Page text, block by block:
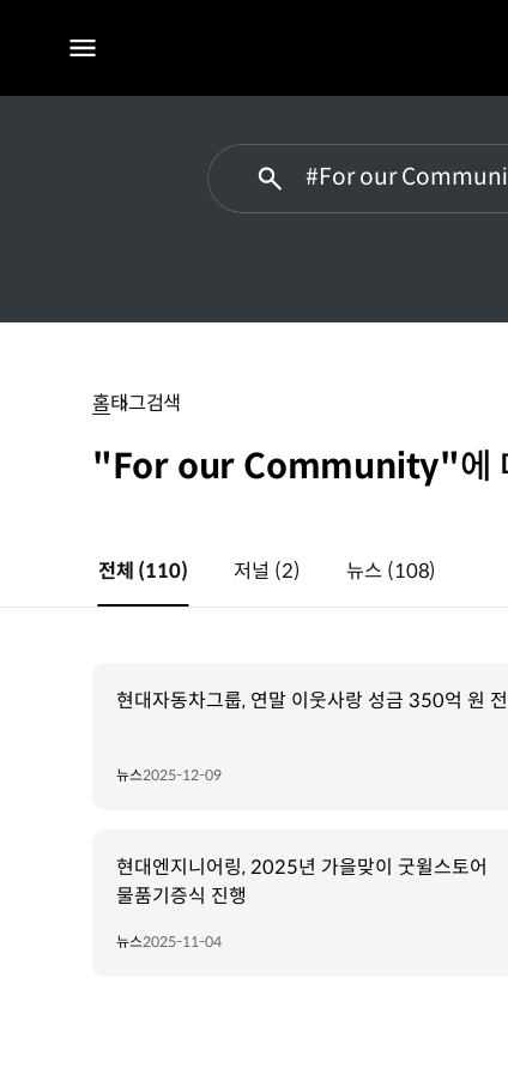
전체
Community
홈태그검색
"For our Community"에
전체 (110) 저널 (2) 뉴스 (108)
현대자동차그룹, 연말 이웃사랑 성금 350억 원
뉴스2025-12-09
현대엔지니어링, 2025년 가을맞이 굿윌스토어
물품기증식 진행
뉴스2025-11-04